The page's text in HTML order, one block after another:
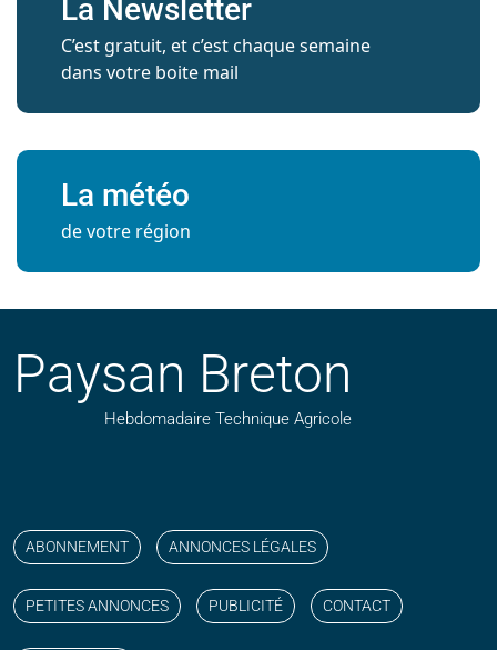
La Newsletter
C’est gratuit, et c’est chaque semaine
dans votre boite mail
La météo
de votre région
Paysan Breton
Hebdomadaire Technique Agricole
ABONNEMENT ANNONCES LÉGALES
PETITES ANNONCES PUBLICITÉ CONTACT